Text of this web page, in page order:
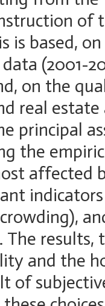
of
is based,
(2001-
on the
real
principal
the
affected
The
and the
of